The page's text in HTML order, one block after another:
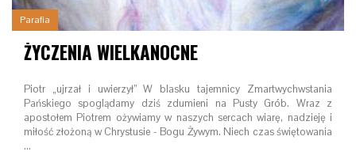
Parafia
ŻYCZENIA WIELKANOCNE
Piotr „ujrzał i uwierzył” W blasku tajemnicy Zmartwychwstania
Pańskiego spoglądamy dziś zdumieni na Pusty Grób. Wraz z
apostołem Piotrem ożywiamy w naszych sercach wiarę, nadzieję i
miłość złożoną w Chrystusie - Bogu Żywym. Niech czas świętowania
…